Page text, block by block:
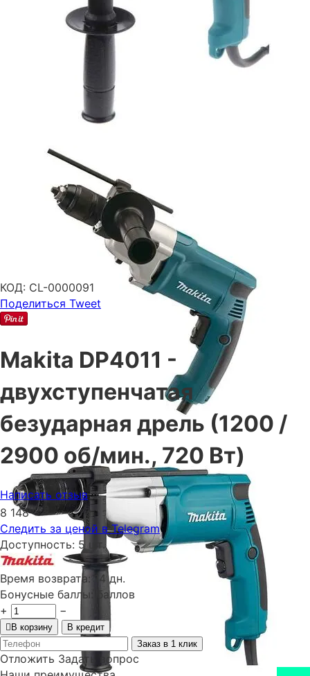
КОД: CL-0000091
Поделиться Tweet
Makita DP4011 -
двухступенчатая
безударная дрель (1200 /
2900 об/мин., 720 Вт)
Написать отзыв
8 14800
Следить за ценой в Telegram
Доступность: 5 шт.
Время возврата:
14 дн.
Бонусные баллы:
баллов
+
−
В корзину
В кредит
Заказ в 1 клик
Отложить Задать вопрос